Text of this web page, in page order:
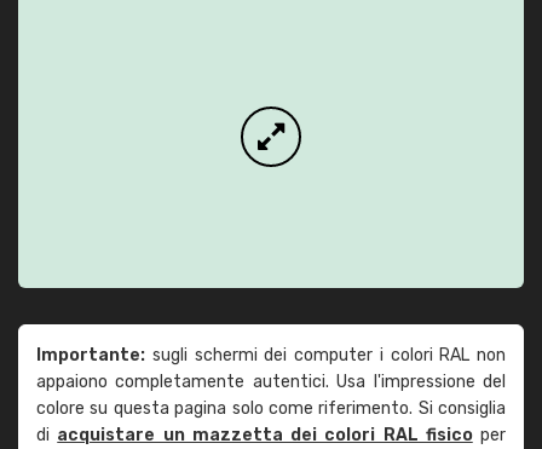
Importante: sugli schermi dei computer i colori RAL non
appaiono completamente autentici. Usa l'impressione del
colore su questa pagina solo come riferimento. Si consiglia
di acquistare un mazzetta dei colori RAL fisicoper